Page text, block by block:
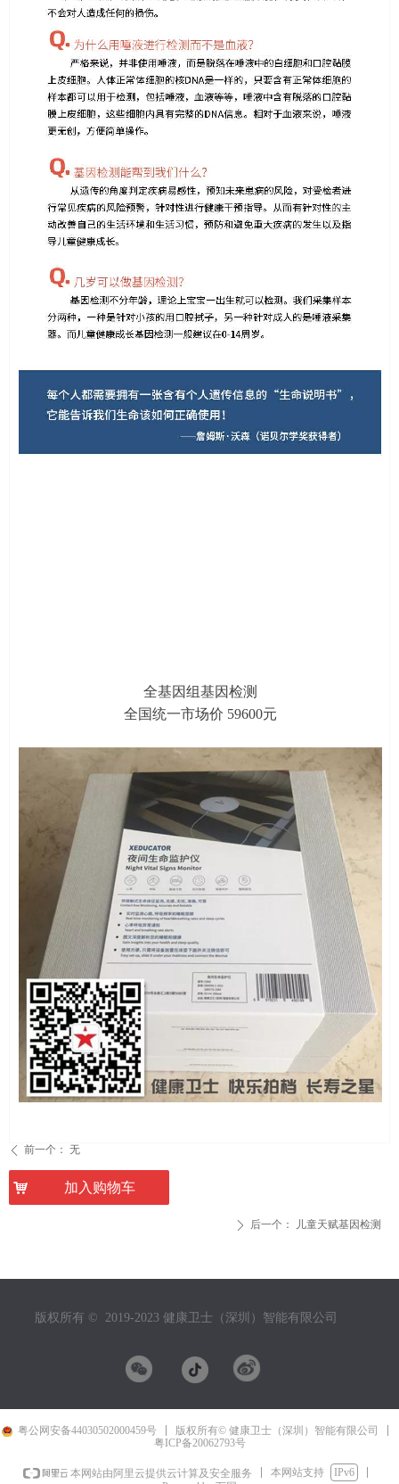
全基因组基因检测
全国统一市场价 59600元
ꄴ 前一个： 无
ꄲ 后一个： 儿童天赋基因检测
낙 加入购物车
版权所有 ©  2019-2023 健康卫士（深圳）智能有限公司
粤公网安备44030502000459号
版权所有© 健康卫士（深圳）智能有限公司
粤ICP备20062793号
本网站由阿里云提供云计算及安全服务 本网站支持
IPv6